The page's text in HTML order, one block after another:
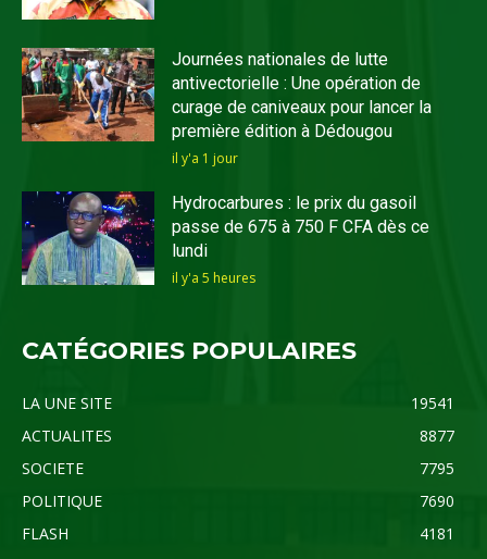
Journées nationales de lutte
antivectorielle : Une opération de
curage de caniveaux pour lancer la
première édition à Dédougou
il y'a 1 jour
Hydrocarbures : le prix du gasoil
passe de 675 à 750 F CFA dès ce
lundi
il y'a 5 heures
CATÉGORIES POPULAIRES
LA UNE SITE
19541
ACTUALITES
8877
SOCIETE
7795
POLITIQUE
7690
FLASH
4181